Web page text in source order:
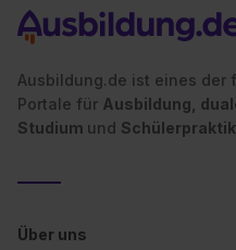
Ausbildung.de ist eines der
Portale für Ausbildung,
Studium und
Über uns